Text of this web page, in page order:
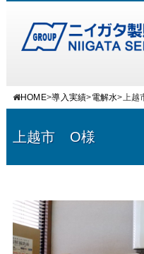
HOME>導入実績>電解水>上越
上越市 O様